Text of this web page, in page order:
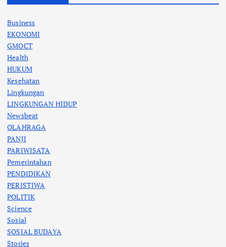
Business
EKONOMI
GMOCT
Health
HUKUM
Kesehatan
Lingkungan
LINGKUNGAN HIDUP
Newsbeat
OLAHRAGA
PANJI
PARIWISATA
Pemerintahan
PENDIDIKAN
PERISTIWA
POLITIK
Science
Sosial
SOSIAL BUDAYA
Stories